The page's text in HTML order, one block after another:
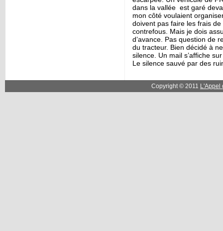
dans la vallée est garé
mon côté voulaient
doivent pas faire les frais
contrefous. Mais je dois
d’avance. Pas question de
du tracteur. Bien décidé à
silence. Un mail s’affiche
Le silence sauvé par des
Copyright © 2011 L'Appel